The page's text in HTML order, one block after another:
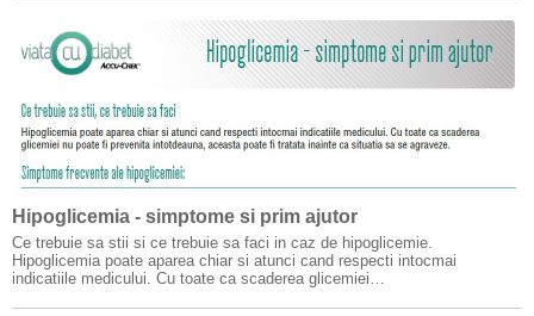
Hipoglicemia - simptome si prim ajutor
Ce trebuie sa stii si ce trebuie sa faci in caz de hipoglicemie.
Hipoglicemia poate aparea chiar si atunci cand respecti intocmai
indicatiile medicului. Cu toate ca scaderea glicemiei…